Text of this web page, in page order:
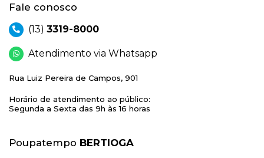
Fale conosco
(13) 3319-8000
Atendimento via Whatsapp
Rua Luiz Pereira de Campos, 901
Horário de atendimento ao público:
Segunda a Sexta das 9h às 16 horas
Poupatempo BERTIOGA